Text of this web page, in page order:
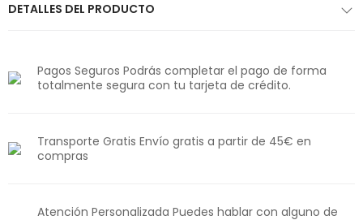
DETALLES DEL PRODUCTO
Pagos Seguros Podrás completar el pago de forma
totalmente segura con tu tarjeta de crédito.
Transporte Gratis Envío gratis a partir de 45€ en
compras
Atención Personalizada Puedes hablar con alguno de